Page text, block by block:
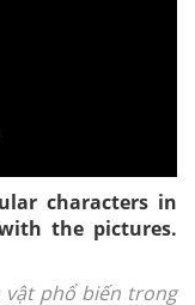
characters in
the pictures.
vật phổ biến trong